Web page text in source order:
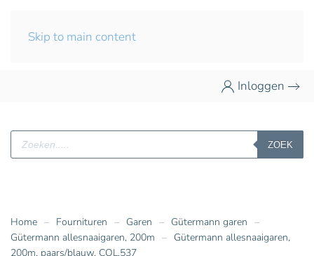
Skip to main content
Inloggen
Producten
zoeken
ZOEK
Home Fournituren Garen
Gütermann garen
Gütermann allesnaaigaren, 200m
Gütermann allesnaaigaren,
200m, paars/blauw. COL.537